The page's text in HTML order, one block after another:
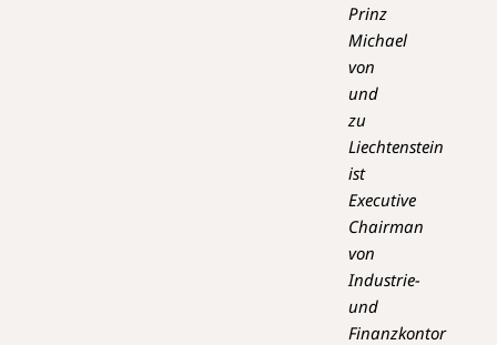
Prinz
Michael
von
und
zu
Liechtenstein
ist
Executive
Chairman
von
Industrie-
und
Finanzkontor